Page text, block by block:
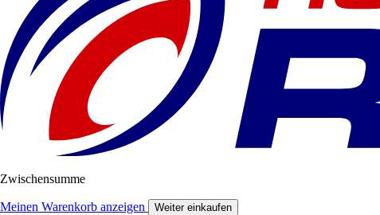
Zwischensumme
Meinen Warenkorb anzeigen Weiter einkaufen